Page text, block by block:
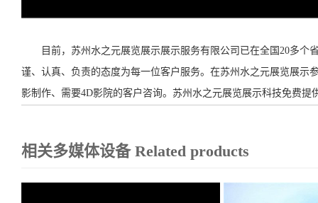
目前，苏州水之元展览展示展示服务有限公司已在全国20多个
谨、认真、负责的态度为每一位客户服务。在苏州水之元展览展示
影制作、需要4D影院的客户咨询。苏州水之元展览展示科技免费提
相关多媒体设备 Related products